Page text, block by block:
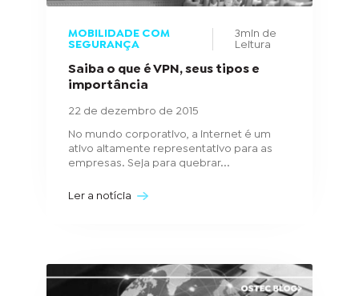
MOBILIDADE COM
SEGURANÇA
3min de
Leitura
Saiba o que é VPN, seus tipos e
importância
22 de dezembro de 2015
No mundo corporativo, a internet é um
ativo altamente representativo para as
empresas. Seja para quebrar...
Ler a notícia